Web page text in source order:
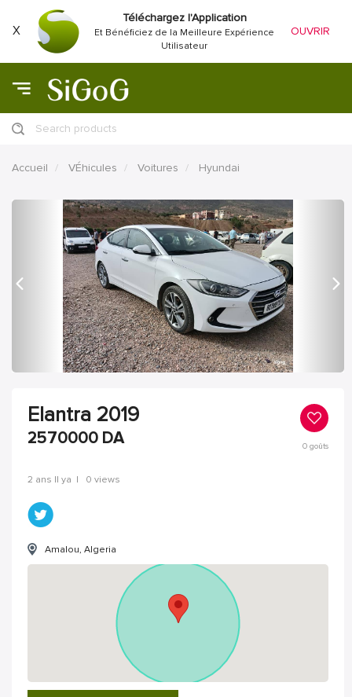
X
Téléchargez l'Application
Et Bénéficiez de la Meilleure Expérience
Utilisateur
OUVRIR
Search products
Accueil VÉhicules Voitures Hyundai
précédent
Elantra 2019
2570000 DA 0goûts
2 ans Il ya | 0 views
Amalou, Algeria